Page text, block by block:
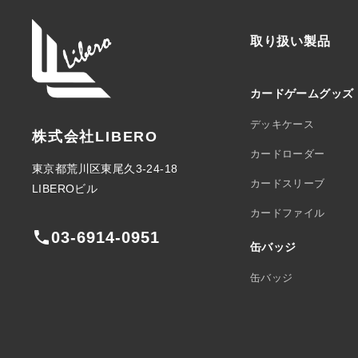
株式会社LIBERO
東京都荒川区東尾久3-24-18
LIBEROビル
phone03-6914-0951
取り扱い製品
カードゲームグッズ
デッキケース
カードローダー
カードスリーブ
カードファイル
缶バッジ
缶バッジ